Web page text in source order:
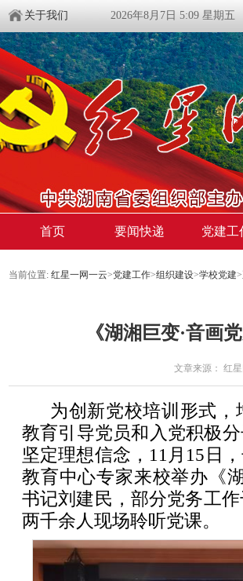
关于我们 2026年8月7日 5:09 星期五
首页 要闻快递 党建工
当前位置: 红星一网一云>党建工作>组织建设>学校党建>
《湖湘巨变·音画
文章来源： 红
为创新党校培训形式
教育引导党员和入党积极
坚定理想信念，11月15日
教育中心专家来校举办《
书记刘建民，部分党务工
两千余人现场聆听党课。